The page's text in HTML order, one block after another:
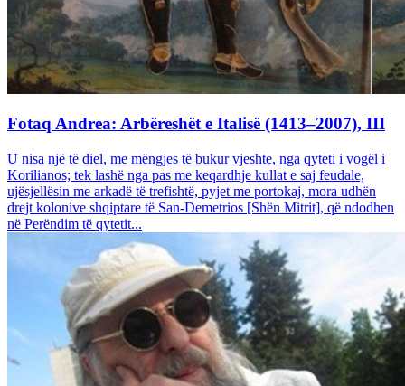
Fotaq Andrea: Arbëreshët e Italisë (1413–2007), III
U nisa një të diel, me mëngjes të bukur vjeshte, nga qyteti i vogël i
Korilianos; tek lashë nga pas me keqardhje kullat e saj feudale,
ujësjellësin me arkadë të trefishtë, pyjet me portokaj, mora udhën
drejt kolonive shqiptare të San-Demetrios [Shën Mitrit], që ndodhen
në Perëndim të qytetit...